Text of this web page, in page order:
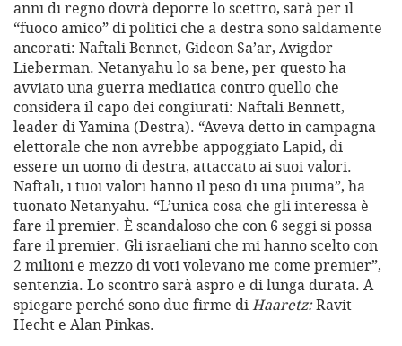
anni di regno dovrà deporre lo scettro, sarà per il
“fuoco amico” di politici che a destra sono saldamente
ancorati: Naftali Bennet, Gideon Sa’ar, Avigdor
Lieberman. Netanyahu lo sa bene, per questo ha
avviato una guerra mediatica contro quello che
considera il capo dei congiurati: Naftali Bennett,
leader di Yamina (Destra). “Aveva detto in campagna
elettorale che non avrebbe appoggiato Lapid, di
essere un uomo di destra, attaccato ai suoi valori.
Naftali, i tuoi valori hanno il peso di una piuma”, ha
tuonato Netanyahu. “L’unica cosa che gli interessa è
fare il premier. È scandaloso che con 6 seggi si possa
fare il premier. Gli israeliani che mi hanno scelto con
2 milioni e mezzo di voti volevano me come premier”,
sentenzia. Lo scontro sarà aspro e di lunga durata. A
spiegare perché sono due firme diHaaretz:Ravit
Hecht e Alan Pinkas.